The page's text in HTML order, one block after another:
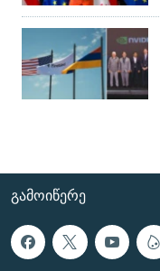
ᲒᲐᲛᲝᲘᲬᲔᲠᲔ